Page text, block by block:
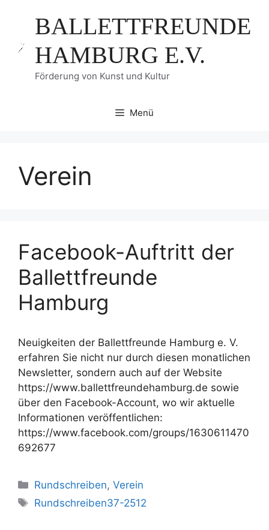
springenBALLETTFREUNDE
HAMBURG E.V.
Förderung von Kunst und Kultur
Menü
Verein
Facebook-Auftritt der
Ballettfreunde
Hamburg
Neuigkeiten der Ballettfreunde Hamburg e. V.
erfahren Sie nicht nur durch diesen monatlichen
Newsletter, sondern auch auf der Website
https://www.ballettfreundehamburg.de sowie
über den Facebook-Account, wo wir aktuelle
Informationen veröffentlichen:
https://www.facebook.com/groups/1630611470
692677
Kategorien
Rundschreiben,Verein
Schlagwörter
Rundschreiben37-2512